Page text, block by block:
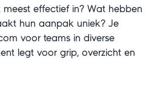
effectief in? Wat hebben
hun aanpak uniek? Je
voor teams in diverse
legt voor grip, overzicht en